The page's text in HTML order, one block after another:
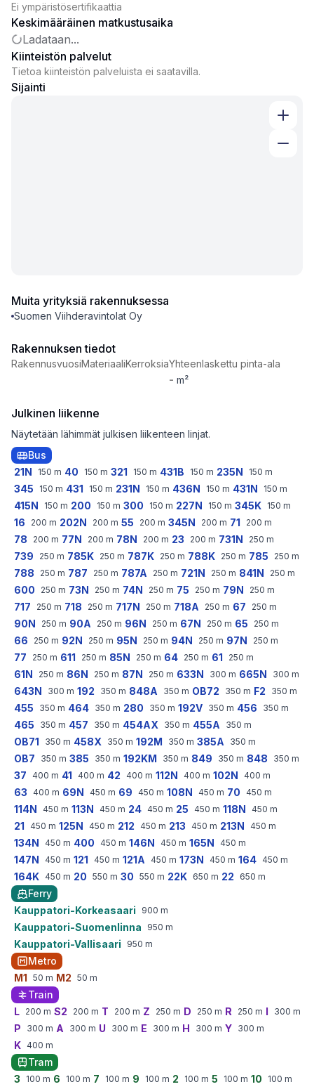
Ei ympäristösertifikaattia
Keskimääräinen matkustusaika
Ladataan...
Kiinteistön palvelut
Tietoa kiinteistön palveluista ei saatavilla.
Sijainti
Muita yrityksiä rakennuksessa
Suomen Viihderavintolat Oy
Rakennuksen tiedot
RakennusvuosiMateriaaliKerroksiaYhteenlaskettu pinta-ala
- m²
Julkinen liikenne
Näytetään lähimmät julkisen liikenteen linjat.
Bus
21N
150 m 40 150 m 321 150 m 431B 150 m 235N 150 m
345 150 m 431 150 m 231N 150 m 436N 150 m 431N 150 m
415N 150 m 200 150 m 300 150 m 227N 150 m 345K 150 m
16 200 m 202N 200 m 55 200 m 345N 200 m 71 200 m
78 200 m 77N 200 m 78N 200 m 23 200 m 731N 250 m
739 250 m 785K 250 m 787K 250 m 788K 250 m 785 250 m
788 250 m 787 250 m 787A 250 m 721N 250 m 841N 250 m
600 250 m 73N 250 m 74N 250 m 75 250 m 79N 250 m
717 250 m 718 250 m 717N 250 m 718A 250 m 67 250 m
90N 250 m 90A 250 m 96N 250 m 67N 250 m 65 250 m
66 250 m 92N 250 m 95N 250 m 94N 250 m 97N 250 m
77 250 m 611 250 m 85N 250 m 64 250 m 61 250 m
61N 250 m 86N 250 m 87N 250 m 633N 300 m 665N 300 m
643N 300 m 192 350 m 848A 350 m OB72 350 m F2 350 m
455 350 m 464 350 m 280 350 m 192V 350 m 456 350 m
465 350 m 457 350 m 454AX 350 m 455A 350 m
OB71 350 m 458X 350 m 192M 350 m 385A 350 m
OB7 350 m 385 350 m 192KM 350 m 849 350 m 848 350 m
37 400 m 41 400 m 42 400 m 112N 400 m 102N 400 m
63 400 m 69N 450 m 69 450 m 108N 450 m 70 450 m
114N 450 m 113N 450 m 24 450 m 25 450 m 118N 450 m
21 450 m 125N 450 m 212 450 m 213 450 m 213N 450 m
134N 450 m 400 450 m 146N 450 m 165N 450 m
147N 450 m 121 450 m 121A 450 m 173N 450 m 164 450 m
164K 450 m 20 550 m 30 550 m 22K 650 m 22 650 m
Ferry
Kauppatori-Korkeasaari
900 m
Kauppatori-Suomenlinna 950 m
Kauppatori-Vallisaari 950 m
Metro
M1 50 m M2 50 m
Train
L 200 m S2 200 m T 200 m Z 250 m D 250 m R 250 m I 300 m
P 300 m A 300 m U 300 m E 300 m H 300 m Y 300 m
K 400 m
Tram
3
100 m 6 100 m 7 100 m 9 100 m 2 100 m 5 100 m 10 100 m